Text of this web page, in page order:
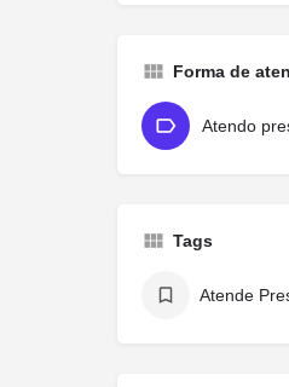
Forma de
Atendo
Tags
Atende